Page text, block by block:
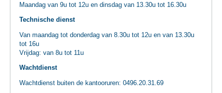
Maandag van 9u tot 12u en dinsdag van 13.30u tot 16.30u
Technische dienst
Van maandag tot donderdag van 8.30u tot 12u en van 13.30u
tot 16u
Vrijdag: van 8u tot 11u
Wachtdienst
Wachtdienst buiten de kantooruren: 0496.20.31.69